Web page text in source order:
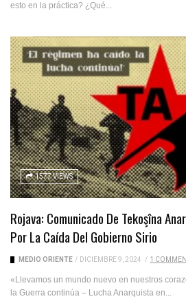
esto en la práctica? ¿Qué...
1577 VIEWS
Rojava: Comunicado De Tekoşîna
Por La Caída Del Gobierno Sirio
MEDIO ORIENTE / DICIEMBRE 9, 2024 / 1
«Llevamos un mundo nuevo en nuestros
la Guerra continúa – Lucha Anarquista en...